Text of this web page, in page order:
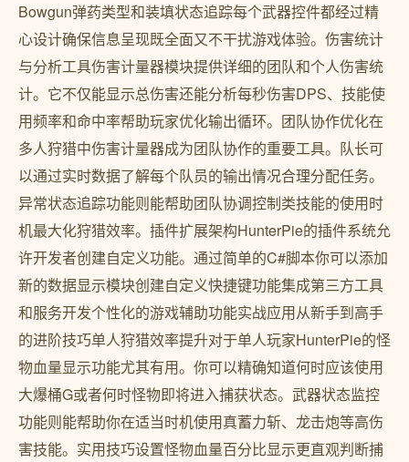
Bowgun弹药类型和装填状态追踪每个武器控件都经过精
心设计确保信息呈现既全面又不干扰游戏体验。伤害统计
与分析工具伤害计量器模块提供详细的团队和个人伤害统
计。它不仅能显示总伤害还能分析每秒伤害DPS、技能使
用频率和命中率帮助玩家优化输出循环。团队协作优化在
多人狩猎中伤害计量器成为团队协作的重要工具。队长可
以通过实时数据了解每个队员的输出情况合理分配任务。
异常状态追踪功能则能帮助团队协调控制类技能的使用时
机最大化狩猎效率。插件扩展架构HunterPie的插件系统允
许开发者创建自定义功能。通过简单的C#脚本你可以添加
新的数据显示模块创建自定义快捷键功能集成第三方工具
和服务开发个性化的游戏辅助功能实战应用从新手到高手
的进阶技巧单人狩猎效率提升对于单人玩家HunterPie的怪
物血量显示功能尤其有用。你可以精确知道何时应该使用
大爆桶G或者何时怪物即将进入捕获状态。武器状态监控
功能则能帮助你在适当时机使用真蓄力斩、龙击炮等高伤
害技能。实用技巧设置怪物血量百分比显示更直观判断捕